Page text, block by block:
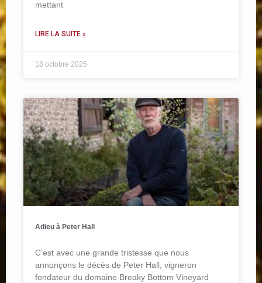
mettant
LIRE LA SUITE »
18 octobre 2025
Adieu à Peter Hall
C’est avec une grande tristesse que nous
annonçons le décès de Peter Hall, vigneron
fondateur du domaine Breaky Bottom Vineyard